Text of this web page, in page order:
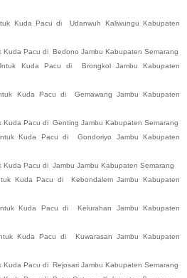
Kuda Pacu di Udanwuh Kaliwungu
Kabupaten
Kuda Pacu di Bedono Jambu Kabupaten Semarang
Kuda Pacu di Brongkol Jambu
Kabupaten
Kuda Pacu di Gemawang Jambu
Kabupaten
Kuda Pacu di Genting Jambu Kabupaten Semarang
Kuda Pacu di Gondoriyo Jambu
Kabupaten
Kuda Pacu di Jambu Jambu Kabupaten Semarang
Kuda Pacu di Kebondalem Jambu
Kabupaten
Kuda Pacu di Kelurahan Jambu
Kabupaten
Kuda Pacu di Kuwarasan Jambu
Kabupaten
Kuda Pacu di Rejosari Jambu Kabupaten Semarang